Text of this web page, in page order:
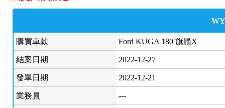
購買車款 Ford KUGA 180 旗艦X
結案日期 2022-12-27
發單日期 2022-12-21
業務員 ---